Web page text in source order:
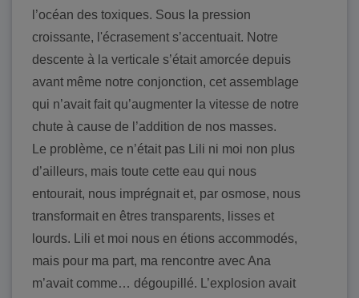
l’océan des toxiques. Sous la pression
croissante, l'écrasement s’accentuait. Notre
descente à la verticale s’était amorcée depuis
avant même notre conjonction, cet assemblage
qui n’avait fait qu’augmenter la vitesse de notre
chute à cause de l’addition de nos masses.
Le problème, ce n’était pas Lili ni moi non plus
d’ailleurs, mais toute cette eau qui nous
entourait, nous imprégnait et, par osmose, nous
transformait en êtres transparents, lisses et
lourds. Lili et moi nous en étions accommodés,
mais pour ma part, ma rencontre avec Ana
m’avait comme… dégoupillé. L’explosion avait